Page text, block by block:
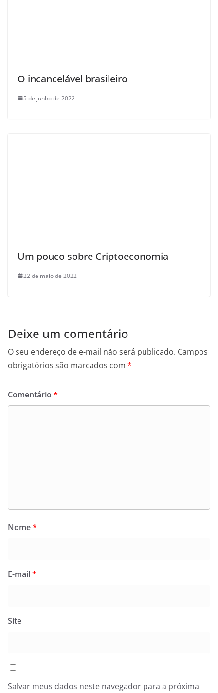
O incancelável brasileiro
5 de junho de 2022
Um pouco sobre Criptoeconomia
22 de maio de 2022
Deixe um comentário
O seu endereço de e-mail não será publicado. Campos
obrigatórios são marcados com *
Comentário *
Nome*
E-mail*
Site
Salvar meus dados neste navegador para a próxima